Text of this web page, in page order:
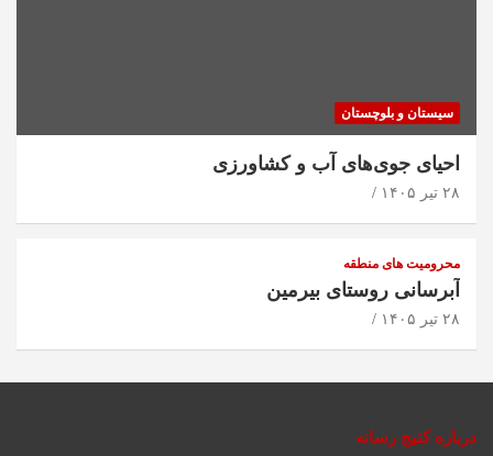
سیستان و بلوچستان
احیای جوی‌های آب و کشاورزی
۲۸ تیر ۱۴۰۵
محرومیت های منطقه
آبرسانی روستای بیرمین
۲۸ تیر ۱۴۰۵
درباره کتیج رسانه